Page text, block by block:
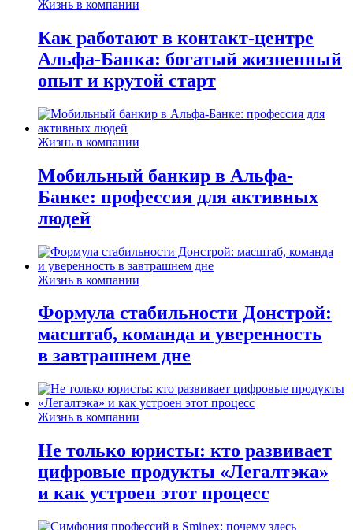
Жизнь в компании
Как работают в контакт-центре
Альфа-Банка: богатый жизненный
опыт и крутой старт
Жизнь в компании
Мобильный банкир в Альфа-
Банке: профессия для активных
людей
Жизнь в компании
Формула стабильности Донстрой:
масштаб, команда и уверенность
в завтрашнем дне
Жизнь в компании
Не только юристы: кто развивает
цифровые продукты «Легалтэка»
и как устроен этот процесс